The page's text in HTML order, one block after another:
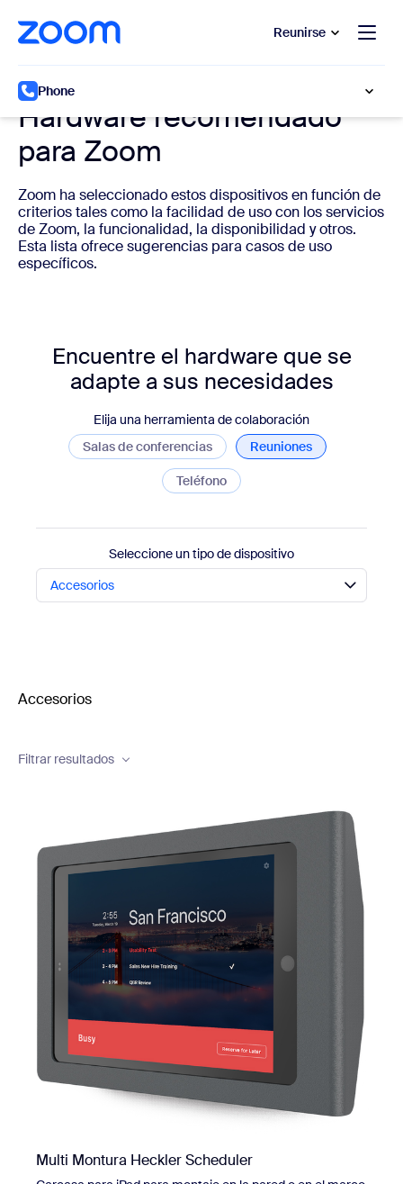
contenido principal
al chat de ayuda Reunirse
Phone
Hardware recomendado
para Zoom
Zoom ha seleccionado estos dispositivos en función de
criterios tales como la facilidad de uso con los servicios
de Zoom, la funcionalidad, la disponibilidad y otros.
Esta lista ofrece sugerencias para casos de uso
específicos.
Encuentre el hardware que se
adapte a sus necesidades
Elija una herramienta de colaboración
Salas de conferencias
Reuniones
Teléfono
Seleccione un tipo de dispositivo
Accesorios
Accesorios
Filtrar resultados
Multi Montura Heckler Scheduler